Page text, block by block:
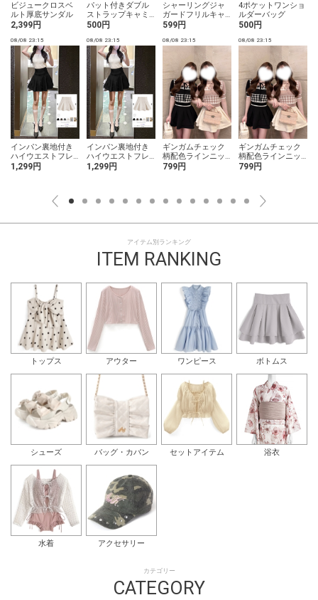
ビジュークロスベ
ルト厚底サンダル
2,399円
パット付きダブル
ストラップキャミ
ソール
500円
シャーリングジャ
ガードフリルキャ
ミソール
599円
4ポケットワンショ
ルダーバッグ
500円
08/08 23:15
インパン裏地付き
ハイウエストフレ
アミニスカート
1,299円
08/08 23:15
インパン裏地付き
ハイウエストフレ
アミニスカート
1,299円
08/08 23:15
ギンガムチェック
柄配色ラインニッ
トトップス
799円
08/08 23:15
ギンガムチェック
柄配色ラインニッ
トトップス
799円
アイテム別ランキング
ITEM RANKING
トップス アウター ワンピース ボトムス
シューズ バッグ・カバン セットアイテム 浴衣
水着 アクセサリー
カテゴリー
CATEGORY